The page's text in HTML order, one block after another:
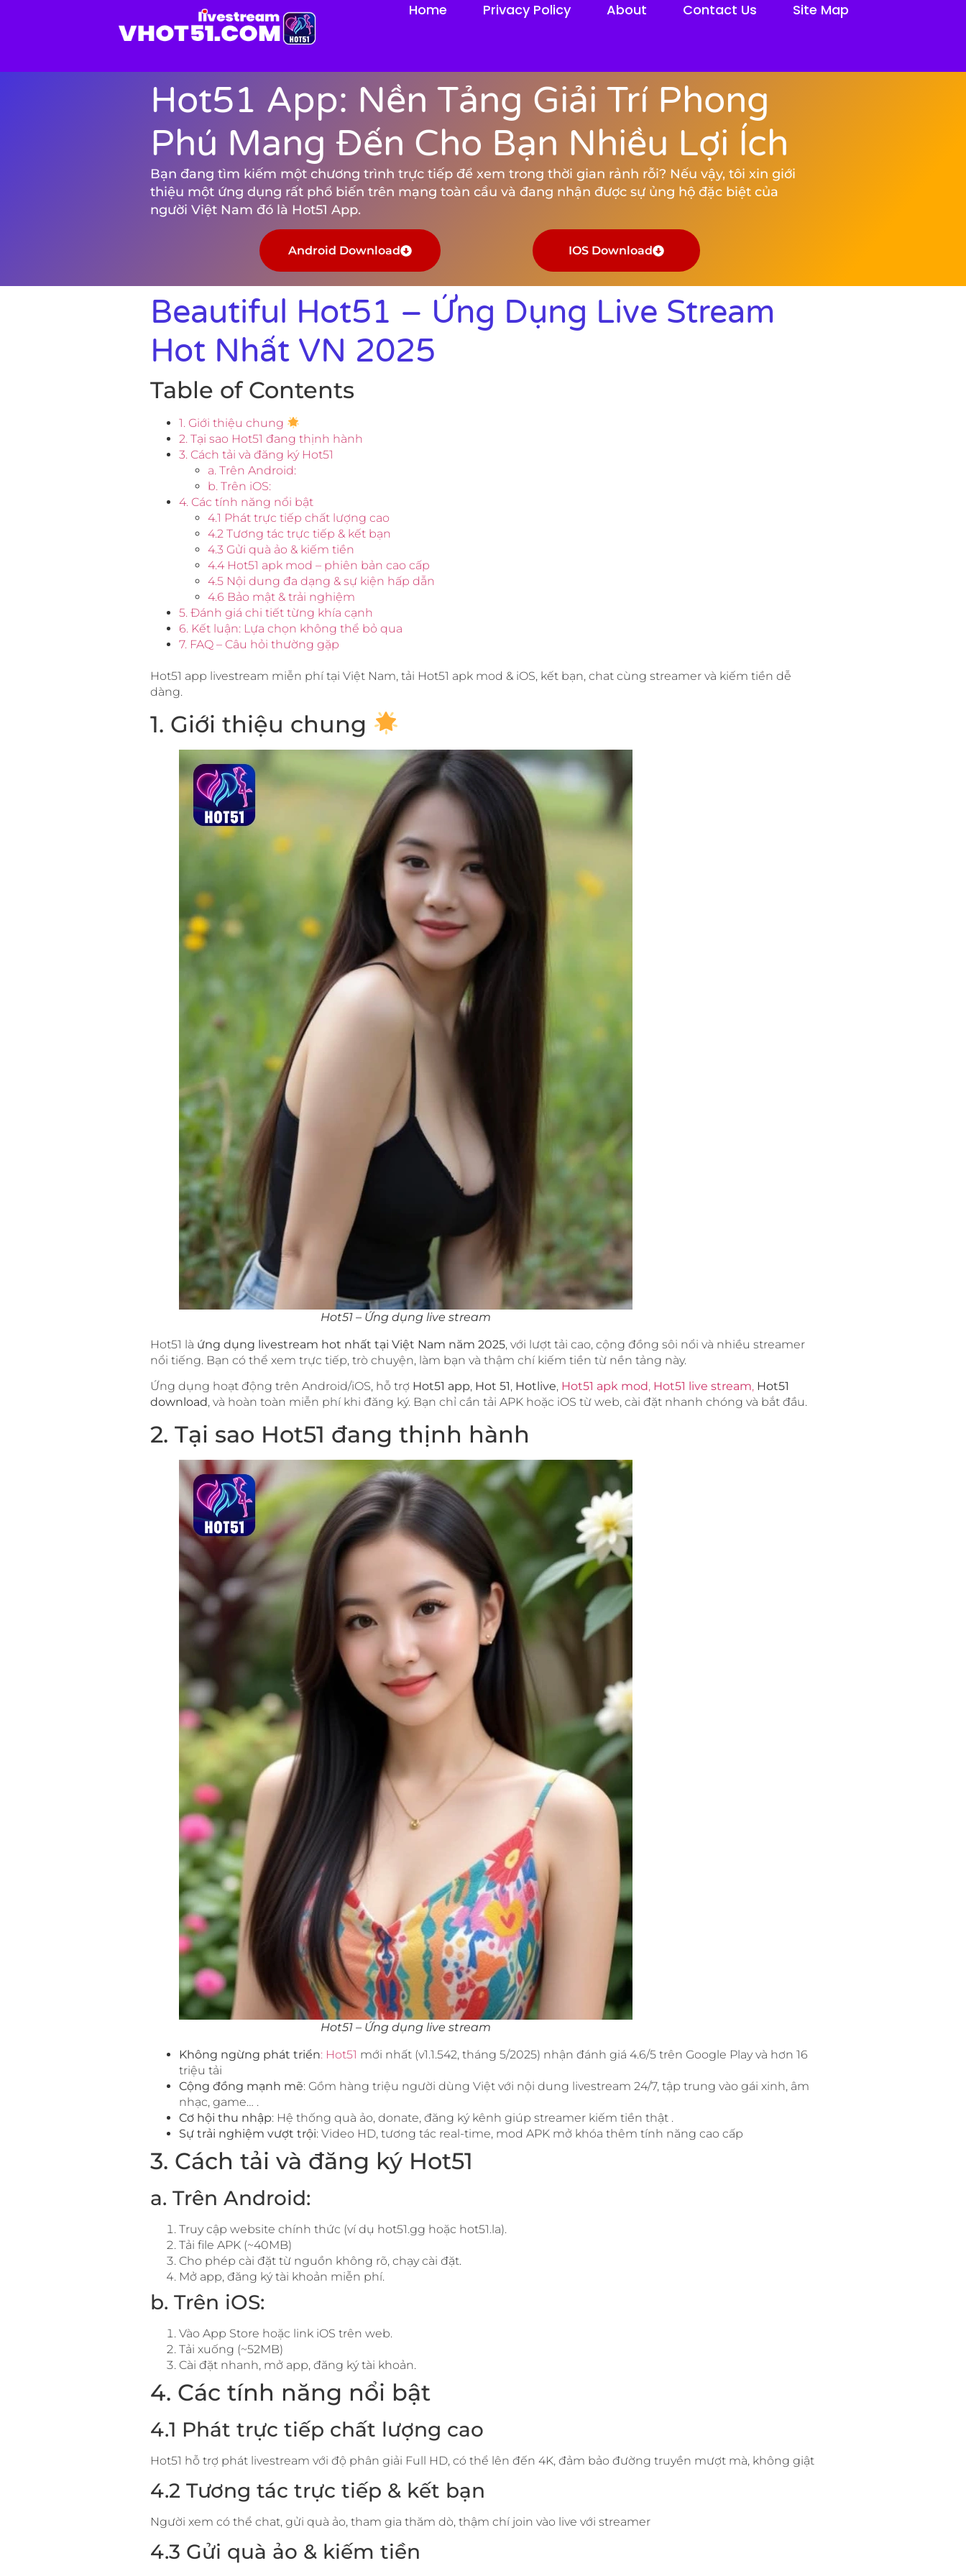
Home Privacy Policy About Contact Us Site Map
Hot51 App: Nền Tảng Giải Trí Phong
Phú Mang Đến Cho Bạn Nhiều Lợi Ích
Bạn đang tìm kiếm một chương trình trực tiếp để xem trong thời gian rảnh rỗi? Nếu vậy, tôi xin giới
thiệu một ứng dụng rất phổ biến trên mạng toàn cầu và đang nhận được sự ủng hộ đặc biệt của
người Việt Nam đó là Hot51 App.
Android Download IOS Download
Beautiful Hot51 – Ứng Dụng Live Stream
Hot Nhất VN 2025
Table of Contents
1. Giới thiệu chung
2. Tại sao Hot51 đang thịnh hành
3. Cách tải và đăng ký Hot51
a. Trên Android:
b. Trên iOS:
4. Các tính năng nổi bật
4.1 Phát trực tiếp chất lượng cao
4.2 Tương tác trực tiếp & kết bạn
4.3 Gửi quà ảo & kiếm tiền
4.4 Hot51 apk mod – phiên bản cao cấp
4.5 Nội dung đa dạng & sự kiện hấp dẫn
4.6 Bảo mật & trải nghiệm
5. Đánh giá chi tiết từng khía cạnh
6. Kết luận: Lựa chọn không thể bỏ qua
7. FAQ – Câu hỏi thường gặp
Hot51 app livestream miễn phí tại Việt Nam, tải Hot51 apk mod & iOS, kết bạn, chat cùng streamer và kiếm tiền dễ
dàng.
1. Giới thiệu chung
Hot51 – Ứng dụng live stream
Hot51 là ứng dụng livestream hot nhất tại Việt Nam năm 2025, với lượt tải cao, cộng đồng sôi nổi và nhiều streamer
nổi tiếng. Bạn có thể xem trực tiếp, trò chuyện, làm bạn và thậm chí kiếm tiền từ nền tảng này.
Ứng dụng hoạt động trên Android/iOS, hỗ trợ Hot51 app, Hot 51, Hotlive, Hot51 apk mod, Hot51 live stream, Hot51
download, và hoàn toàn miễn phí khi đăng ký. Bạn chỉ cần tải APK hoặc iOS từ web, cài đặt nhanh chóng và bắt đầu.
2. Tại sao Hot51 đang thịnh hành
Hot51 – Ứng dụng live stream
Không ngừng phát triển: Hot51 mới nhất (v1.1.542, tháng 5/2025) nhận đánh giá 4.6/5 trên Google Play và hơn 16
triệu tải
Cộng đồng mạnh mẽ: Gồm hàng triệu người dùng Việt với nội dung livestream 24/7, tập trung vào gái xinh, âm
nhạc, game… .
Cơ hội thu nhập: Hệ thống quà ảo, donate, đăng ký kênh giúp streamer kiếm tiền thật .
Sự trải nghiệm vượt trội: Video HD, tương tác real-time, mod APK mở khóa thêm tính năng cao cấp
3. Cách tải và đăng ký Hot51
a. Trên Android:
Truy cập website chính thức (ví dụ hot51.gg hoặc hot51.la).
Tải file APK (~40MB)
Cho phép cài đặt từ nguồn không rõ, chạy cài đặt.
Mở app, đăng ký tài khoản miễn phí.
b. Trên iOS:
Vào App Store hoặc link iOS trên web.
Tải xuống (~52MB)
Cài đặt nhanh, mở app, đăng ký tài khoản.
4. Các tính năng nổi bật
4.1 Phát trực tiếp chất lượng cao
Hot51 hỗ trợ phát livestream với độ phân giải Full HD, có thể lên đến 4K, đảm bảo đường truyền mượt mà, không giật
4.2 Tương tác trực tiếp & kết bạn
Người xem có thể chat, gửi quà ảo, tham gia thăm dò, thậm chí join vào live với streamer
4.3 Gửi quà ảo & kiếm tiền